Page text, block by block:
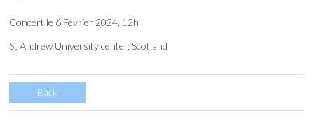
Concert le 6 Février 2024, 12h
St Andrew University center, Scotland
Back